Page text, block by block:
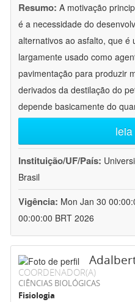
Resumo: A motivação
é a necessidade do
alternativos ao asfalto, que é
largamente usado como
pavimentação para produzir
derivados da destilação do
depende basicamente do
Instituição/UF/País:
Brasil
Vigência: Mon Jan 30
00:00:00 BRT 2026
COORDENADOR(A)
CIÊNCIAS BIOLÓGICAS
Fisiologia